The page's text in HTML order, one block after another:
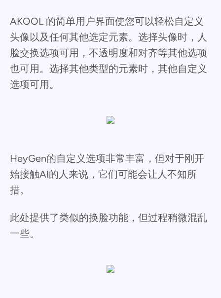
AKOOL 的简单用户界面使您可以轻松自定义
头像以及任何其他选定元素。选择头像时，人
脸交换选项可用，不透明度和对齐等其他选项
也可用。选择其他类型的元素时，其他自定义
选项可用。
HeyGen的自定义选项非常丰富，但对于刚开
始接触AI的人来说，它们可能会让人不知所
措。
此处提供了类似的换脸功能，但过程稍微混乱
一些。